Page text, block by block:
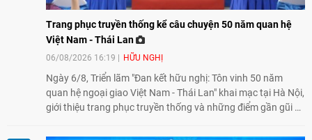
Trang phục truyền thống kể câu chuyện 50 năm quan hệ
Việt Nam - Thái Lan
06/08/2026 16:19 HỮU NGHỊ
Ngày 6/8, Triển lãm "Đan kết hữu nghị: Tôn vinh 50 năm
quan hệ ngoại giao Việt Nam - Thái Lan" khai mạc tại Hà Nội,
giới thiệu trang phục truyền thống và những điểm gần gũi về
giao lưu nhân dân trong chặng đường nửa thế kỷ quan hệ